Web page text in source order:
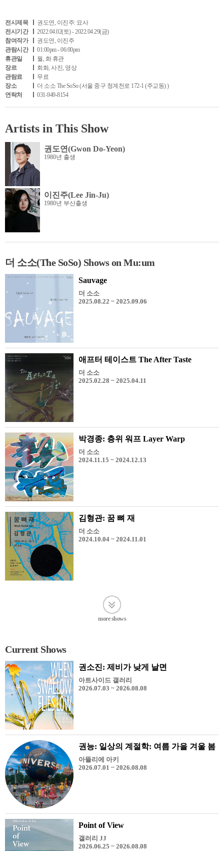
전시제목
권도연, 이진주: 묘사
전시기간
2022.04.02(토) - 2022.04.29(금)
참여작가
권도연, 이진주
관람시간
01:00pm - 06:00pm
휴관일
월, 화 휴관
장르
회화, 사진, 영상
관람료
무료
장소
더 소소 The SoSo (서울 중구 청계천로 172-1 (주교동) )
연락처
031-949-8154
Artists in This Show
권도연(Gwon Do-Yeon)
1980년 출생
이진주(Lee Jin-Ju)
1980년 부산출생
더 소소(The SoSo) Shows on Mu:um
Sauvage
더 소소
2025.08.22 ~ 2025.09.06
애프터 테이스트 The After Taste
더 소소
2025.02.28 ~ 2025.04.11
박경종: 층위 워프 Layer Warp
더 소소
2024.11.15 ~ 2024.12.13
김형관: 꿈 뼈 재
더 소소
2024.10.04 ~ 2024.11.01
more shows
Current Shows
권소진: 제비가 낮게 날면
아트사이드 갤러리
2026.07.03 ~ 2026.08.08
권능: 일상의 계절학: 여름 가을 겨울 봄
아뜰리에 아키
2026.07.01 ~ 2026.08.08
Point of View
갤러리 JJ
2026.06.25 ~ 2026.08.08